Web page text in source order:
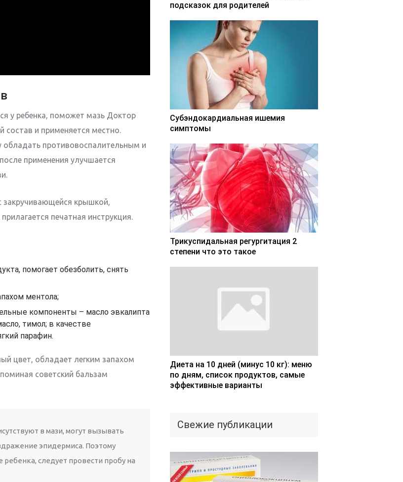
у ребенка, поможет мазь Доктор
и применяется местно.
противовоспалительным и
применения улучшается
закручивающейся крышкой,
печатная инструкция.
помогает обезболить, снять
ментола;
компоненты – масло эвкалипта
тимол; в качестве
парафин.
цвет, обладает легким запахом
советский бальзам
в мази, могут вызывать
эпидермиса. Поэтому
следует провести пробу на
подсказок для родителей
Субэндокардиальная ишемия
симптомы
Трикуспидальная регургитация 2
степени что это такое
Диета на 10 дней (минус 10 кг): меню
по дням, список продуктов, самые
эффективные варианты
Свежие публикации